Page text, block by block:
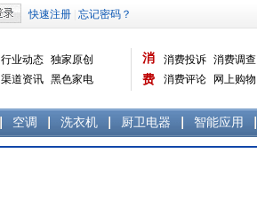
行业动态 独家原创
渠道资讯 黑色家电
消
费
消费投诉 消费调查
消费评论
网上购物
曝光台 品牌关注
空调 洗衣机 厨卫电器 智能应用